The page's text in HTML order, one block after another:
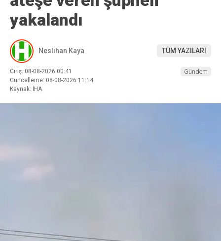
yakalandı
Neslihan Kaya TÜM YAZILARI
Giriş: 08-08-2026 00:41
Güncelleme: 08-08-2026 11:14
Kaynak: İHA
Gündem